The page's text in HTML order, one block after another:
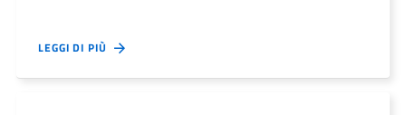
LEGGI DI PIÙ